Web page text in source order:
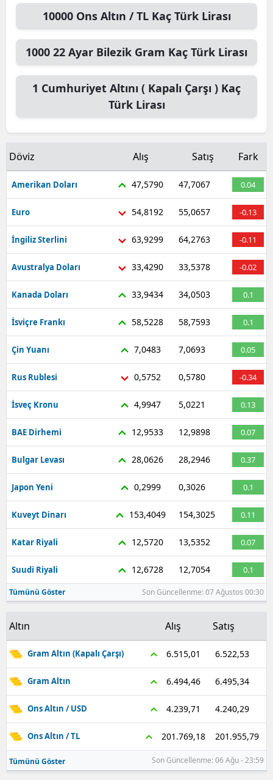
10000 Ons Altın / TLKaç Türk Lirası
1000 22 Ayar Bilezik Gram Kaç Türk Lirası
1 Cumhuriyet Altını ( Kapalı Çarşı ) Kaç
Türk Lirası
Döviz Alış Satış Fark
Amerikan Doları 47,5790 47,7067 0.04
Euro 54,8192 55,0657 -0.13
İngiliz Sterlini 63,9299 64,2763 -0.11
Avustralya Doları 33,4290 33,5378 -0.02
Kanada Doları 33,9434 34,0503 0.1
İsviçre Frankı 58,5228 58,7593 0.1
Çin Yuanı 7,0483 7,0693 0.05
Rus Rublesi 0,5752 0,5780 -0.34
İsveç Kronu 4,9947 5,0221 0.13
BAE Dirhemi 12,9533 12,9898 0.07
Bulgar Levası 28,0626 28,2946 0.37
Japon Yeni 0,2999 0,3026 0.1
Kuveyt Dinarı 153,4049 154,3025 0.11
Katar Riyali 12,5720 13,5352 0.07
Suudi Riyali 12,6728 12,7054 0.1
Tümünü Göster Son Güncellenme: 07 Ağustos 00:30
Altın Alış Satış
Gram Altın (Kapalı Çarşı) 6.515,01 6.522,53
Gram Altın 6.494,46 6.495,34
Ons Altın / USD 4.239,71 4.240,29
Ons Altın / TL 201.769,18 201.955,79
Tümünü Göster Son Güncellenme: 06 Ağu - 23:59